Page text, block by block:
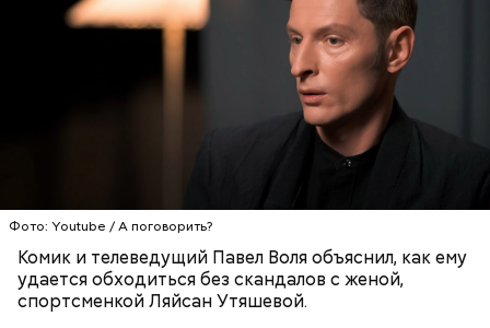
Фото: Youtube / А поговорить?
Комик и телеведущий Павел Воля объяснил, как ему
удается обходиться без скандалов с женой,
спортсменкой Ляйсан Утяшевой.
себя очень осторожно, будто увидели дикого
зверя, затаиться, — добавил академик.
Одним из запоминающихся событий того периода
для Макеева стал футбольный матч между
киевским «Динамо» и мадридским «Атлетико»,
который состоялся 3 мая в Киеве. Полк Макеева жил
в палатках в лесу около Варовичей, в 12 километрах
от Припяти. А солдатам очень хотелось увидеть
партийной организации колхоза и попросил
одолжить телевизор.
Господень, теплый наш заступниче, и везде в
скорбех скорый помощниче!